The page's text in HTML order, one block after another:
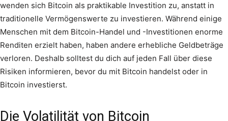
wenden sich Bitcoin als praktikable Investition zu, anstatt in
traditionelle Vermögenswerte zu investieren. Während einige
Menschen mit dem Bitcoin-Handel und -Investitionen enorme
Renditen erzielt haben, haben andere erhebliche Geldbeträge
verloren. Deshalb solltest du dich auf jeden Fall über diese
Risiken informieren, bevor du mit Bitcoin handelst oder in
Bitcoin investierst.
Die Volatilität von Bitcoin